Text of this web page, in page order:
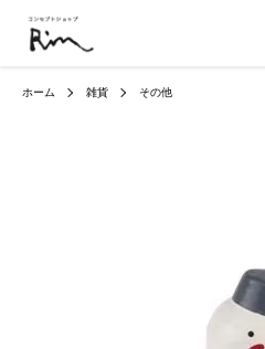
ホーム 雑貨 その他